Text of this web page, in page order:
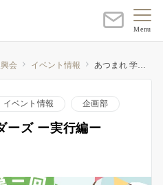
Menu
会 イベント情報 あつまれ 学校のリーダーズ ー実行編ー
イベント情報 企画部
ーズ ー実行編ー